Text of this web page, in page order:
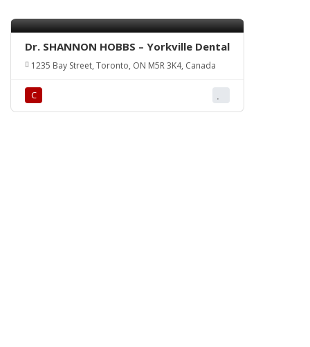
Dr. SHANNON HOBBS – Yorkville Dental
1235 Bay Street, Toronto, ON M5R 3K4, Canada
С